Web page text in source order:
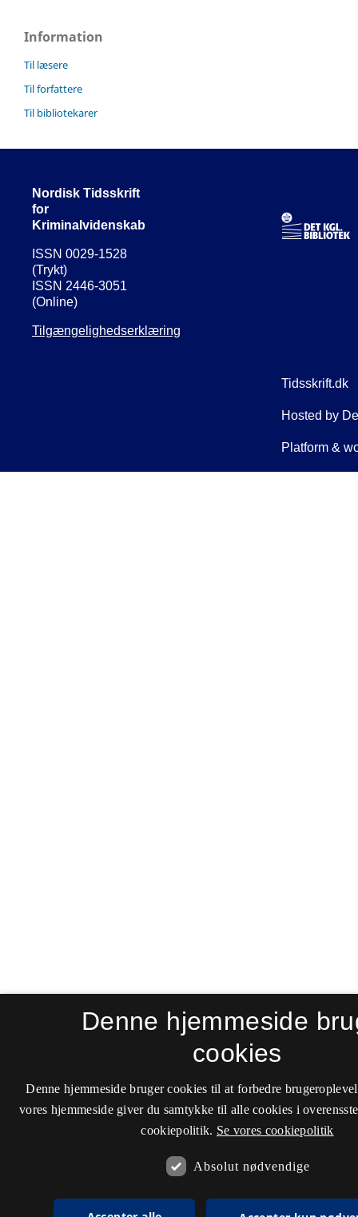
Information
Til læsere
Til forfattere
Til bibliotekarer
Nordisk Tidsskrift
for
Kriminalvidenskab
ISSN 0029-1528
(Trykt)
ISSN 2446-3051
(Online)
Tilgængelighedserklæring
Denne hjemmeside
cookies
Denne hjemmeside bruger cookies til at forbedre
vores hjemmeside giver du samtykke til alle cookies i
cookiepolitik. Se vores cookiepolitik
Absolut nødvendige